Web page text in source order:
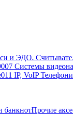
и ЭДО.
007 Системы
011 IP, VoIP
банкнотПрочие